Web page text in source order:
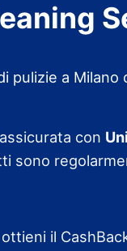
pulizie a Milano
con
sono
il